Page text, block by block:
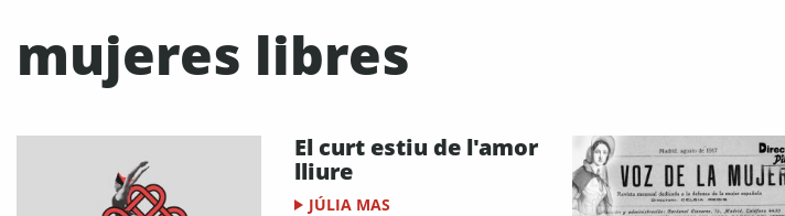
mujeres libres
El curt estiu de l'amor
lliure
JÚLIA MAS